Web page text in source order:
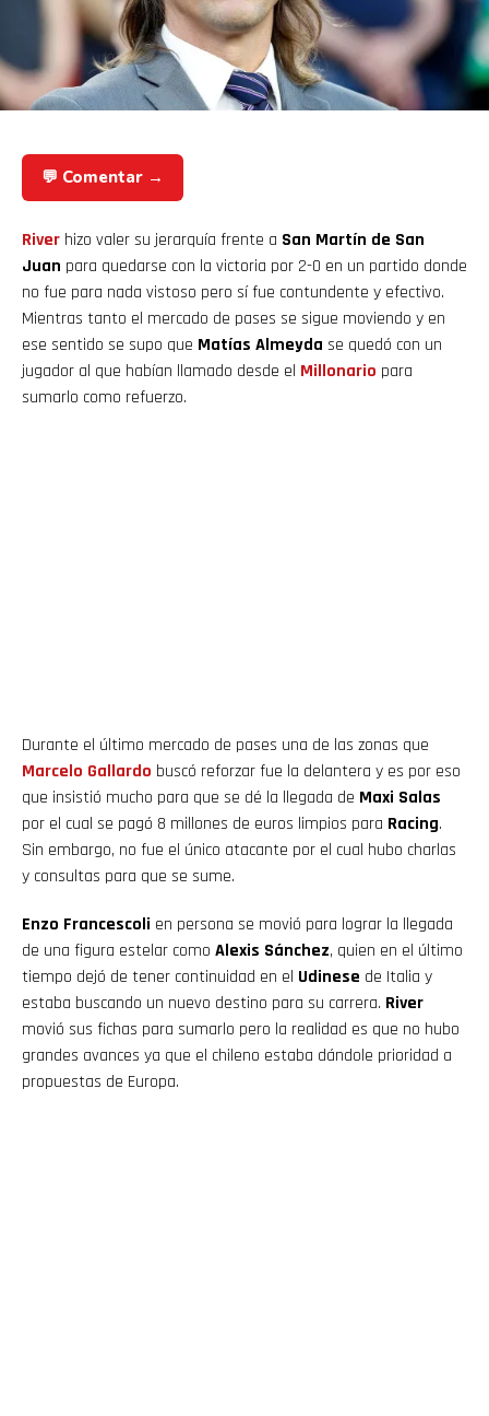
💬 Comentar →
River hizo valer su jerarquía frente a San Martín de San
Juan para quedarse con la victoria por 2-0 en un partido donde
no fue para nada vistoso pero sí fue contundente y efectivo.
Mientras tanto el mercado de pases se sigue moviendo y en
ese sentido se supo que Matías Almeyda se quedó con un
jugador al que habían llamado desde el Millonario para
sumarlo como refuerzo.
Durante el último mercado de pases una de las zonas que
Marcelo Gallardo buscó reforzar fue la delantera y es por eso
que insistió mucho para que se dé la llegada de Maxi Salas
por el cual se pagó 8 millones de euros limpios para Racing.
Sin embargo, no fue el único atacante por el cual hubo charlas
y consultas para que se sume.
Enzo Francescoli en persona se movió para lograr la llegada
de una figura estelar como Alexis Sánchez, quien en el último
tiempo dejó de tener continuidad en el Udinese de Italia y
estaba buscando un nuevo destino para su carrera. River
movió sus fichas para sumarlo pero la realidad es que no hubo
grandes avances ya que el chileno estaba dándole prioridad a
propuestas de Europa.